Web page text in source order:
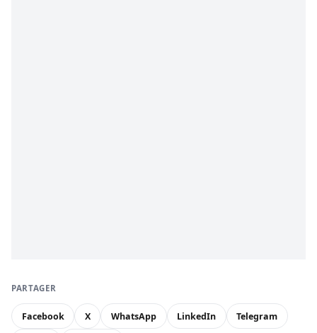
PARTAGER
Facebook X WhatsApp LinkedIn Telegram